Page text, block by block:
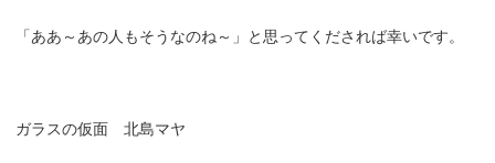
「ああ～あの人もそうなのね～」と思ってくだされば幸いです。
ガラスの仮面 北島マヤ